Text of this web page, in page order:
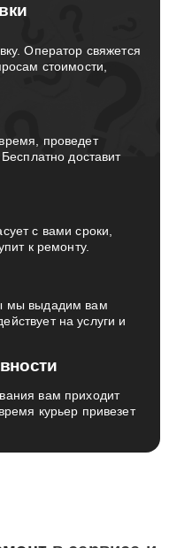
Оператор свяжется
стоимости,
проведет
доставит
с вами сроки,
к ремонту.
мы выдадим вам
на услуги и
вам приходит
курьер привезет